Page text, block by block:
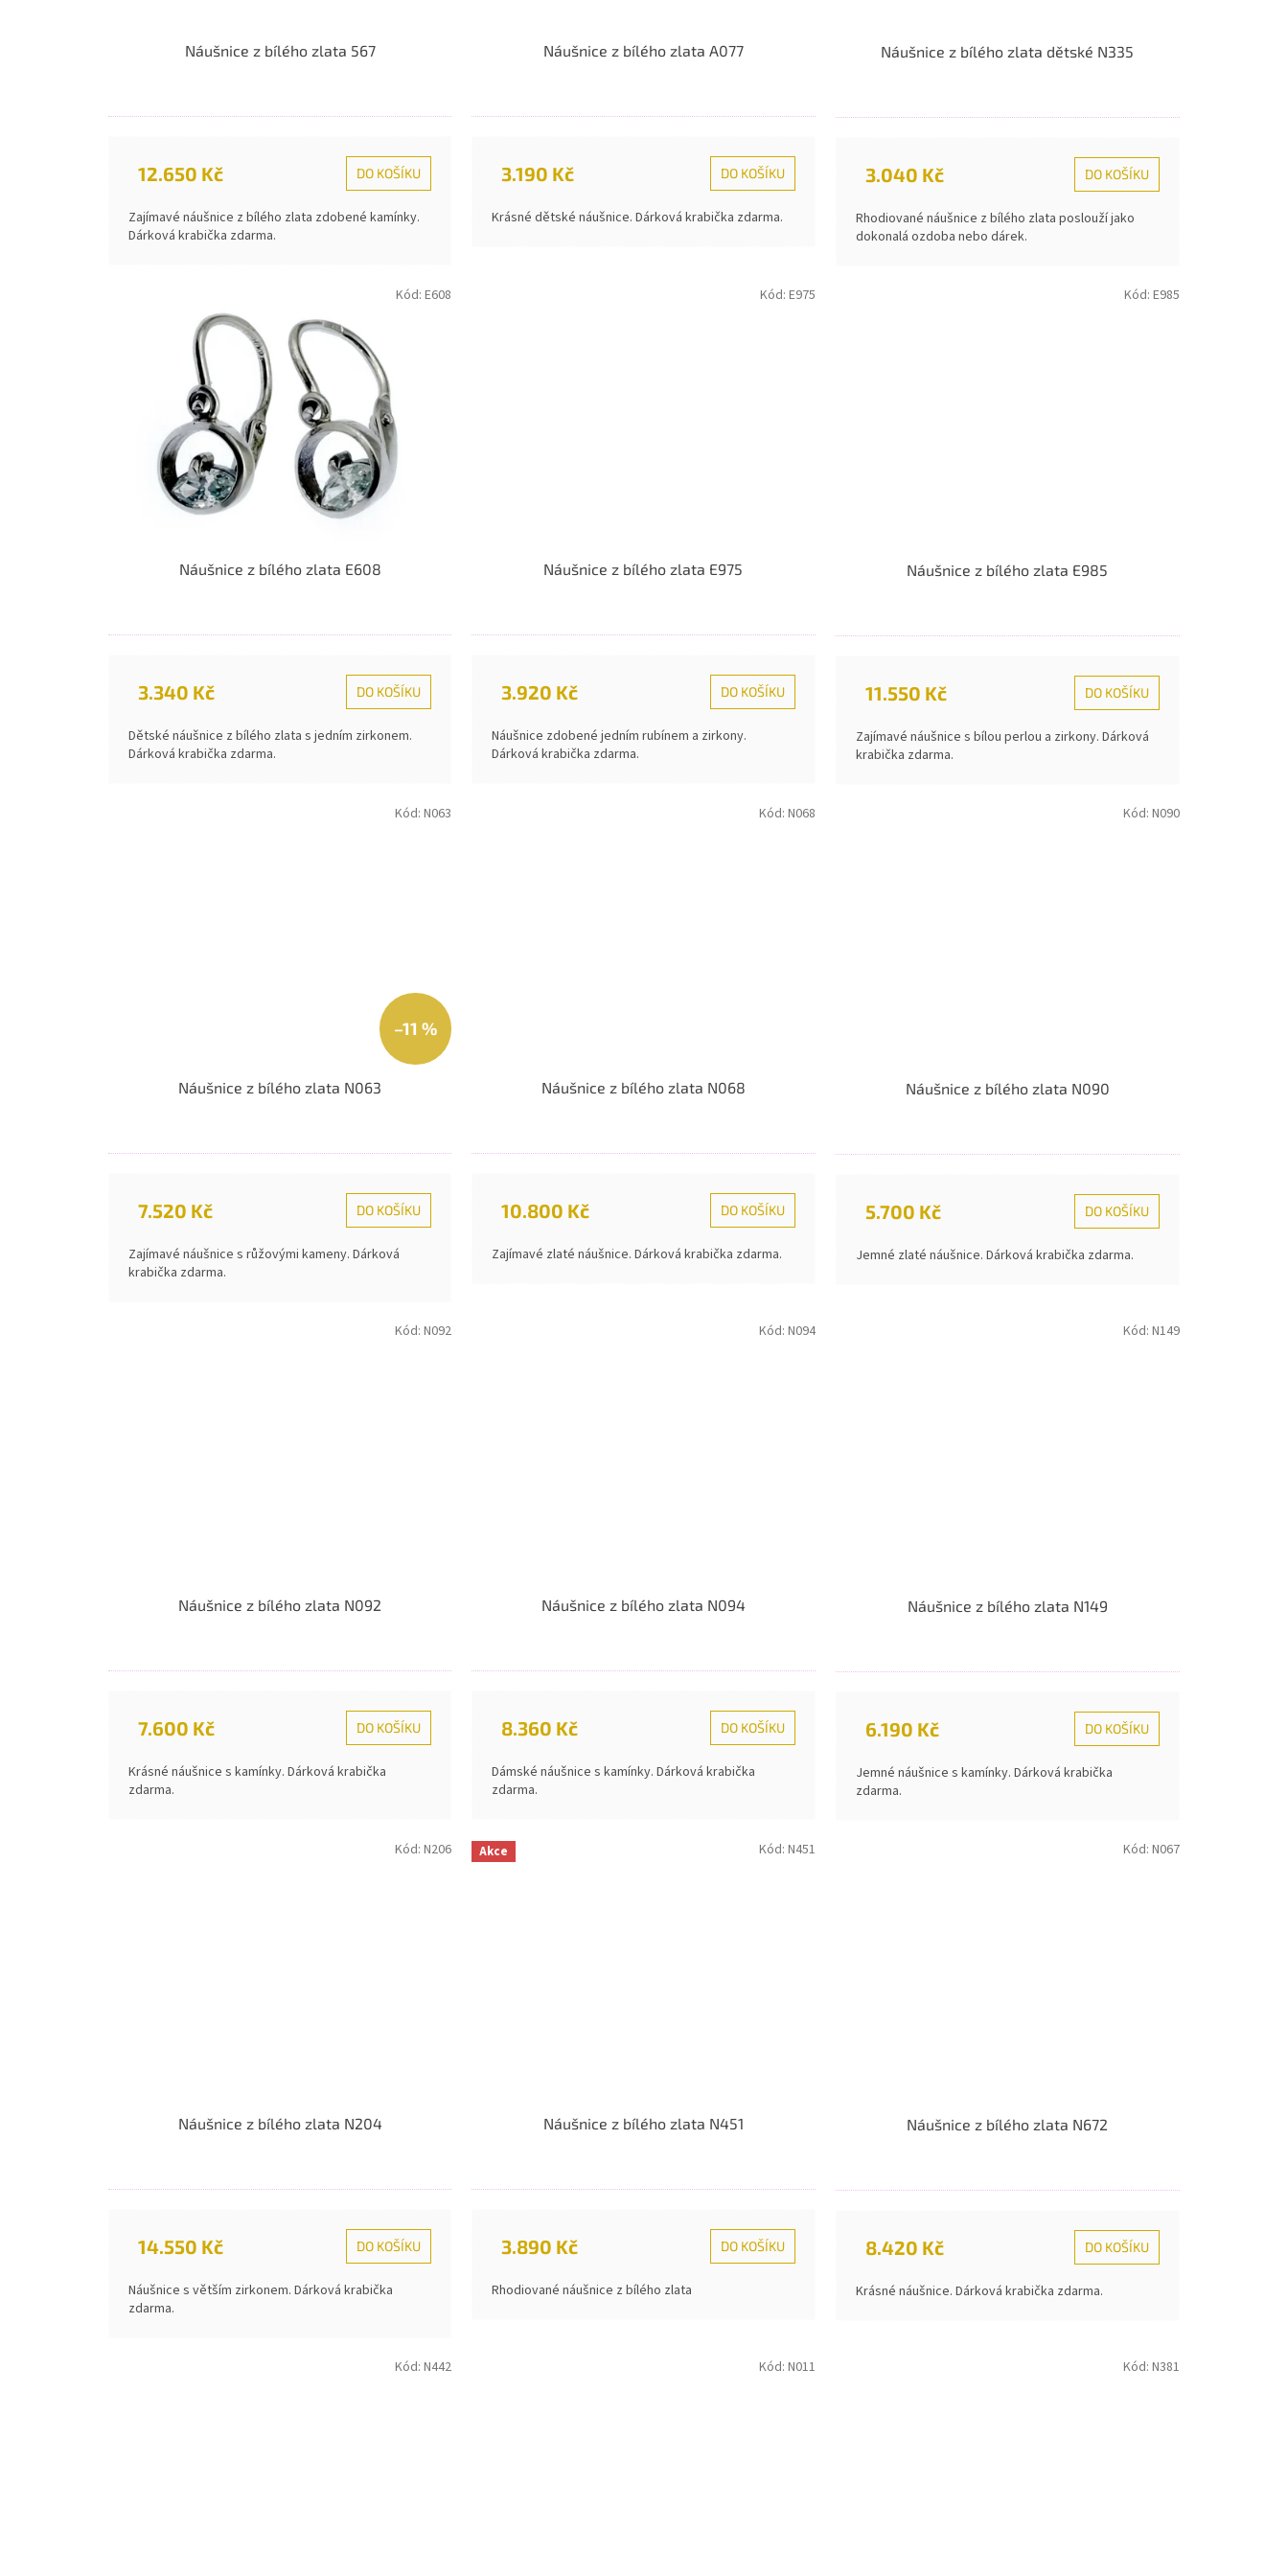
Náušnice z bílého zlata 567
12.650 Kč DO KOŠÍKU
Zajímavé náušnice z bílého zlata zdobené kamínky.
Dárková krabička zdarma.
Náušnice z bílého zlata A077
3.190 Kč DO KOŠÍKU
Krásné dětské náušnice. Dárková krabička zdarma.
Náušnice z bílého zlata dětské N335
3.040 Kč DO KOŠÍKU
Rhodiované náušnice z bílého zlata poslouží jako
dokonalá ozdoba nebo dárek.
Náušnice z bílého zlata E608
3.340 Kč DO KOŠÍKU
Dětské náušnice z bílého zlata s jedním zirkonem.
Dárková krabička zdarma.
Kód:E608
Náušnice z bílého zlata E975
3.920 Kč DO KOŠÍKU
Náušnice zdobené jedním rubínem a zirkony.
Dárková krabička zdarma.
Kód: E975
Náušnice z bílého zlata E985
11.550 Kč DO KOŠÍKU
Zajímavé náušnice s bílou perlou a zirkony. Dárková
krabička zdarma.
Kód: E985
–11 %
Náušnice z bílého zlata N063
7.520 Kč DO KOŠÍKU
Zajímavé náušnice s růžovými kameny. Dárková
krabička zdarma.
Kód:N063
Náušnice z bílého zlata N068
10.800 Kč DO KOŠÍKU
Zajímavé zlaté náušnice. Dárková krabička zdarma.
Kód: N068
Náušnice z bílého zlata N090
5.700 Kč DO KOŠÍKU
Jemné zlaté náušnice. Dárková krabička zdarma.
Kód: N090
Náušnice z bílého zlata N092
7.600 Kč DO KOŠÍKU
Krásné náušnice s kamínky. Dárková krabička
zdarma.
Kód:N092
Náušnice z bílého zlata N094
8.360 Kč DO KOŠÍKU
Dámské náušnice s kamínky. Dárková krabička
zdarma.
Kód: N094
Náušnice z bílého zlata N149
6.190 Kč DO KOŠÍKU
Jemné náušnice s kamínky. Dárková krabička
zdarma.
Kód: N149
Náušnice z bílého zlata N204
14.550 Kč DO KOŠÍKU
Náušnice s větším zirkonem. Dárková krabička
zdarma.
Kód:N206 Akce
Náušnice z bílého zlata N451
3.890 Kč DO KOŠÍKU
Rhodiované náušnice z bílého zlata
Kód: N451
Náušnice z bílého zlata N672
8.420 Kč DO KOŠÍKU
Krásné náušnice. Dárková krabička zdarma.
Kód: N067
Kód:N442 Kód: N011 Kód: N381